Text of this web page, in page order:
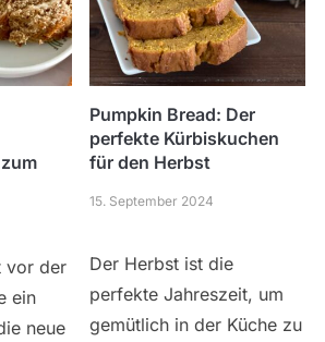
vor der
ein
neue
Pumpkin Bread: Der
perfekte Kürbiskuchen
für den Herbst
15. September 2024
Der Herbst ist die
perfekte Jahreszeit, um
gemütlich in der Küche zu